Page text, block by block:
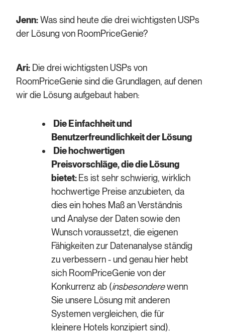
Jenn:Was sind heute die drei wichtigsten USPs
der Lösung von RoomPriceGenie?
Ari: Die drei wichtigsten USPs von
RoomPriceGenie sind die Grundlagen, auf denen
wir die Lösung aufgebaut haben:
Die Einfachheit und
Benutzerfreundlichkeit der Lösung
Die hochwertigen
Preisvorschläge, die die Lösung
bietet: Es ist sehr schwierig, wirklich
hochwertige Preise anzubieten, da
dies ein hohes Maß an Verständnis
und Analyse der Daten sowie den
Wunsch voraussetzt, die eigenen
Fähigkeiten zur Datenanalyse ständig
zu verbessern - und genau hier hebt
sich RoomPriceGenie von der
Konkurrenz ab (insbesonderewenn
Sie unsere Lösung mit anderen
Systemen vergleichen, die für
kleinere Hotels konzipiert sind).